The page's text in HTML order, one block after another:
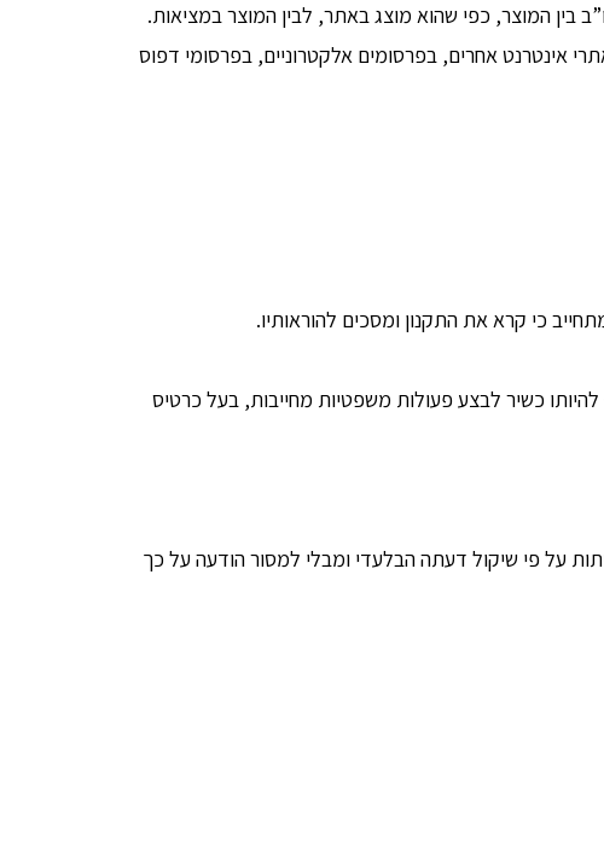
בין המוצר, כפי שהוא מוצג באתר, לבין המוצר במציאות.
אחרים, בפרסומים אלקטרוניים, בפרסומי דפוס
כי קרא את התקנון ומסכים להוראותיו.
כשיר לבצע פעולות משפטיות מחייבות, בעל כרטיס
על פי שיקול דעתה הבלעדי ומבלי למסור הודעה על כך